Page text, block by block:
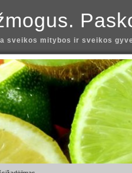
sveikos mitybos ir sveikos